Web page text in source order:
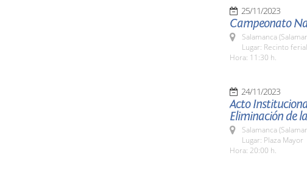
25/11/2023
Campeonato
Salamanca
Lugar: Recinto
Hora: 11:30 h.
24/11/2023
Acto
Eliminación de
Salamanca
Lugar: Plaza Mayor
Hora: 20:00 h.